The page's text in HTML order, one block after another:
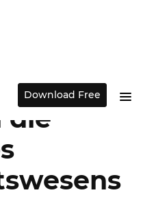
Download Free
die